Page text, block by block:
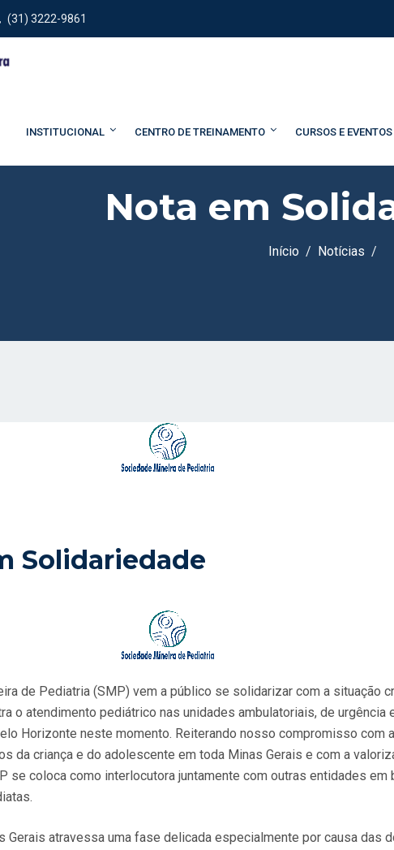
(31) 3222-9861
INSTITUCIONAL CENTRO DE TREINAMENTO CURSOS E EVENTOS
Nota em
Início Notícias
Solidariedade
de Pediatria (SMP) vem a público se solidarizar com a situação
o atendimento pediátrico nas unidades ambulatoriais, de urgência
Horizonte neste momento. Reiterando nosso compromisso com a
da criança e do adolescente em toda Minas Gerais e com a
se coloca como interlocutora juntamente com outras entidades em
Gerais atravessa uma fase delicada especialmente por causa das